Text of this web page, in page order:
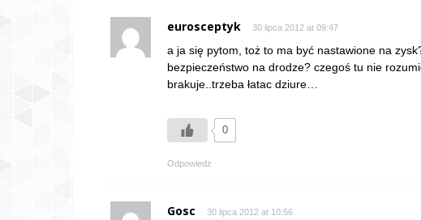
eurosceptyk 30 lipca 2012 at 09:47
a ja się pytom, toż to ma być nastawione na
bezpieczeństwo na drodze? czegoś tu nie
brakuje..trzeba łatac dziure…
0
Odpowiedz
Gosc 30 lipca 2012 at 10:56